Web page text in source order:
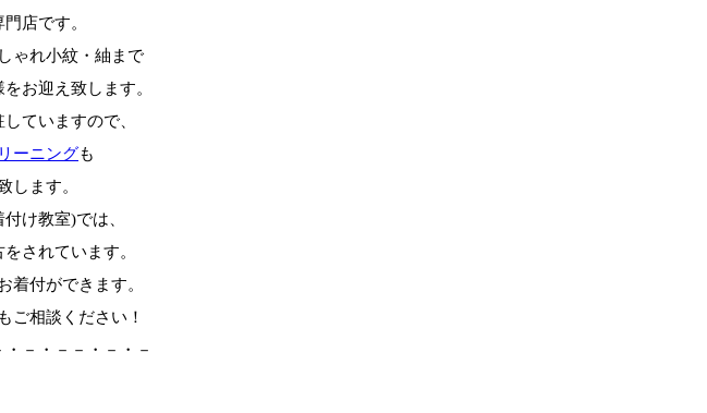
店です。
ゃれ小紋・紬まで
お迎え致します。
ていますので、
ーニングも
します。
付け教室)では、
されています。
着付ができます。
ご相談ください！
－・－－・－・－